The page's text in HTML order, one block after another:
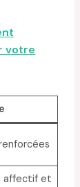
votre
affectif et